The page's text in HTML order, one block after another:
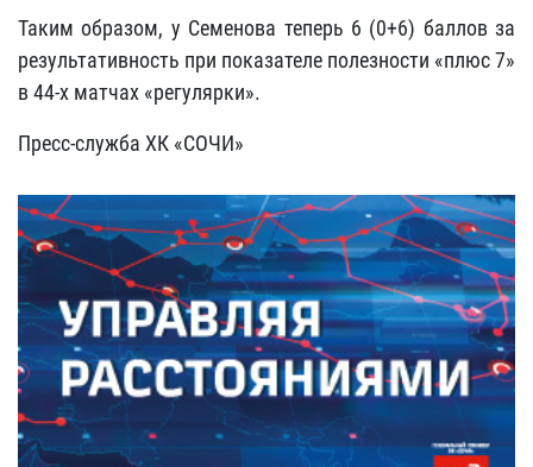
Таким образом, у Семенова теперь 6 (0+6) баллов за
результативность при показателе полезности «плюс 7»
в 44-х матчах «регулярки».
Пресс-служба ХК «СОЧИ»